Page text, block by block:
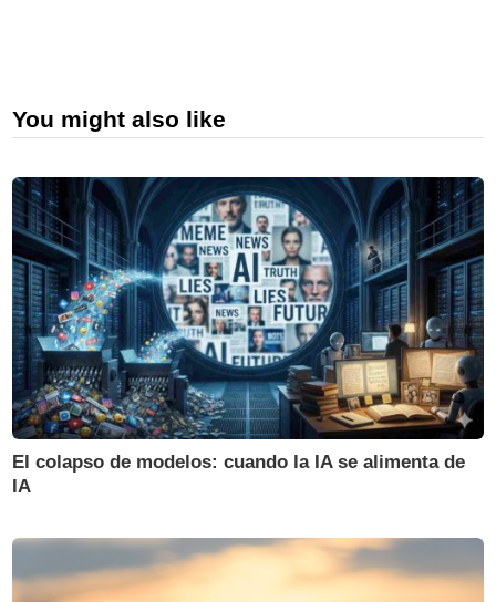
You might also like
El colapso de modelos: cuando la IA se alimenta de
IA